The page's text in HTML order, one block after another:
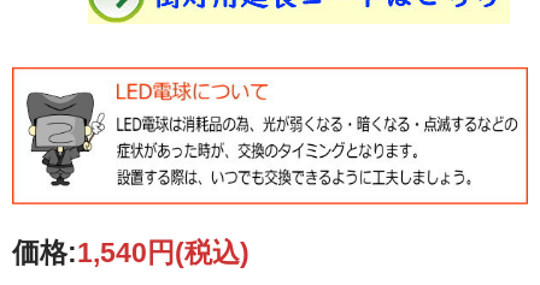
価格:1,540円(税込)